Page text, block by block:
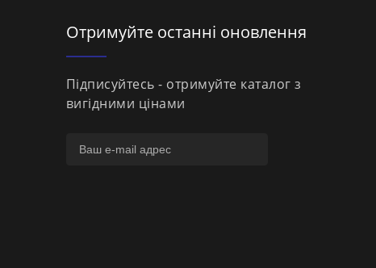
Отримуйте останні оновлення
Підписуйтесь - отримуйте каталог з
вигідними цінами